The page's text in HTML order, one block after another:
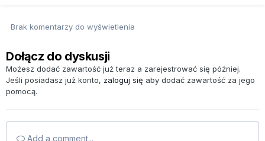
Brak komentarzy do wyświetlenia
Dołącz do dyskusji
Możesz dodać zawartość już teraz a zarejestrować się później.
Jeśli posiadasz już konto, zaloguj się aby dodać zawartość za jego
pomocą.
Add a comment...